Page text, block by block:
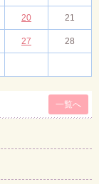
20 21
27 28
一覧へ